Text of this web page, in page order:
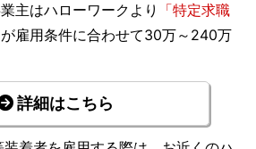
主はハローワークより
「特定求職
が雇用条件に合わせて30万～240万
詳細はこちら